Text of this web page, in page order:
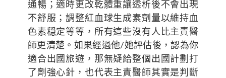
通暢；適時更改乾體重讓透析後不會出現
不舒服；調整紅血球生成素劑量以維持血
色素穏定等等，所有這些沒有人比主責醫
師更清楚。如果經過他/她評估後，認為你
適合出國旅遊，那無疑給整個出國計劃打
了劑強心針，也代表主責醫師其實是判斷